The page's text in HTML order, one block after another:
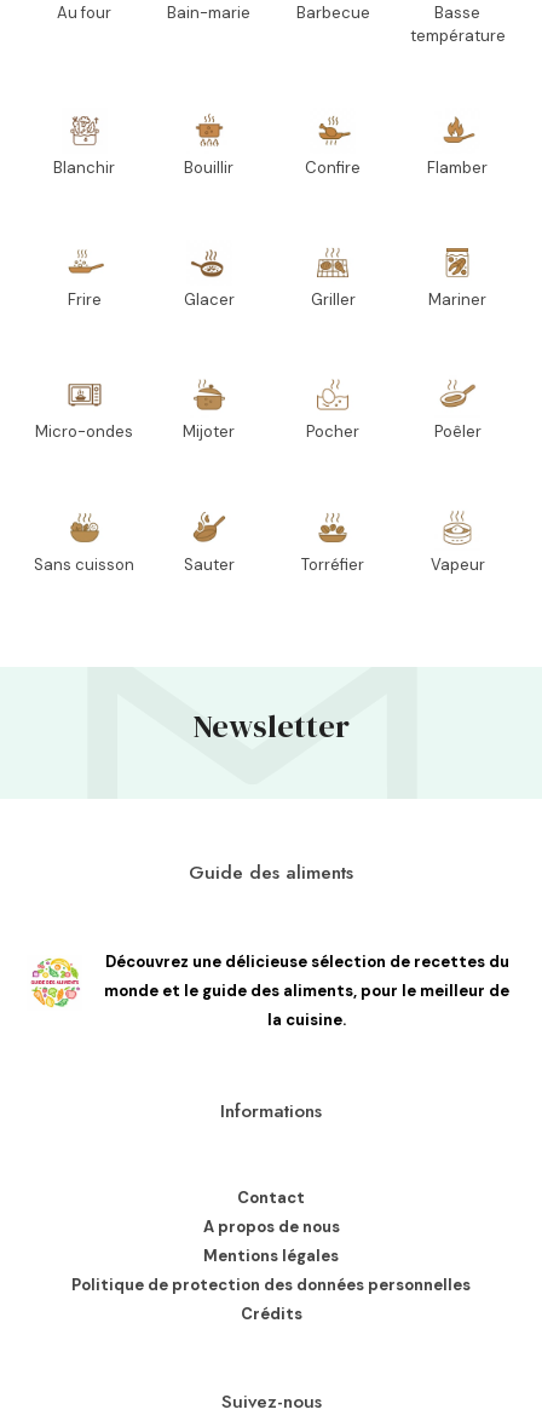
Au four Bain-marie Barbecue
Basse
température
Blanchir Bouillir Confire Flamber
Frire Glacer Griller Mariner
Micro-ondes Mijoter Pocher Poêler
Sans cuisson Sauter Torréfier Vapeur
Newsletter
Guide des aliments
Découvrez une délicieuse sélection de recettes du
monde et le guide des aliments, pour le meilleur de
la cuisine.
Informations
Contact
A propos de nous
Mentions légales
Politique de protection des données personnelles
Crédits
Suivez-nous